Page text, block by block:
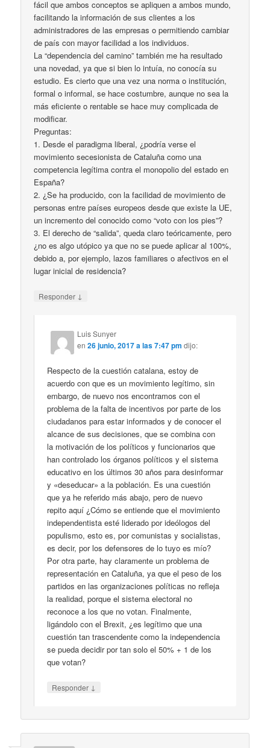
fácil que ambos conceptos se apliquen a ambos mundo,
facilitando la información de sus clientes a los
administradores de las empresas o permitiendo cambiar
de país con mayor facilidad a los individuos.
La “dependencia del camino” también me ha resultado
una novedad, ya que si bien lo intuía, no conocía su
estudio. Es cierto que una vez una norma o institución,
formal o informal, se hace costumbre, aunque no sea la
más eficiente o rentable se hace muy complicada de
modificar.
Preguntas:
1. Desde el paradigma liberal, ¿podría verse el
movimiento secesionista de Cataluña como una
competencia legítima contra el monopolio del estado en
España?
2. ¿Se ha producido, con la facilidad de movimiento de
personas entre países europeos desde que existe la UE,
un incremento del conocido como “voto con los pies”?
3. El derecho de “salida”, queda claro teóricamente, pero
¿no es algo utópico ya que no se puede aplicar al 100%,
debido a, por ejemplo, lazos familiares o afectivos en el
lugar inicial de residencia?
Responder ↓
Luis Sunyer
en26 junio, 2017 a las 7:47 pm dijo:
Respecto de la cuestión catalana, estoy de
acuerdo con que es un movimiento legítimo, sin
embargo, de nuevo nos encontramos con el
problema de la falta de incentivos por parte de los
ciudadanos para estar informados y de conocer el
alcance de sus decisiones, que se combina con
la motivación de los políticos y funcionarios que
han controlado los órganos políticos y el sistema
educativo en los últimos 30 años para desinformar
y «deseducar» a la población. Es una cuestión
que ya he referido más abajo, pero de nuevo
repito aquí ¿Cómo se entiende que el movimiento
independentista esté liderado por ideólogos del
populismo, esto es, por comunistas y socialistas,
es decir, por los defensores de lo tuyo es mío?
Por otra parte, hay claramente un problema de
representación en Cataluña, ya que el peso de los
partidos en las organizaciones políticas no refleja
la realidad, porque el sistema electoral no
reconoce a los que no votan. Finalmente,
ligándolo con el Brexit, ¿es legítimo que una
cuestión tan trascendente como la independencia
se pueda decidir por tan solo el 50% + 1 de los
que votan?
Responder ↓